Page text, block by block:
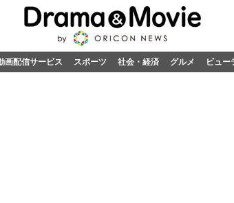
画配信サービス スポーツ 社会・経済 グルメ ビュー